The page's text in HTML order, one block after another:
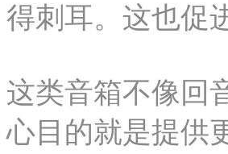
得刺耳。这也促
这类音箱不像回
心目的就是提供